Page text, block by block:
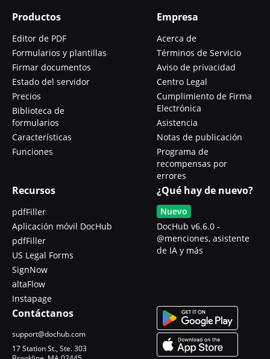
Productos
Editor de PDF
Formularios y plantillas
Firmar documentos
Estado del servidor
Precios
Biblioteca de
formularios
Características
Funciones
Empresa
Acerca de
Términos de Servicio
Aviso de privacidad
Centro Legal
Cumplimiento de Firma
Electrónica
Asistencia
Notas de publicación
Programa de
recompensas por
errores
Recursos
pdfFiller
Aplicación móvil DocHub
pdfFiller
US Legal Forms
SignNow
altaFlow
Instapage
¿Qué hay de nuevo?
Nuevo
DocHub v6.6.0 -
@menciones, asistente
de IA y más
Contáctanos
support@dochub.com
17 Station St., Ste. 303